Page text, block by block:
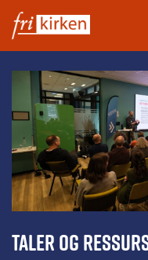
Forside/VIDERE
Taler og